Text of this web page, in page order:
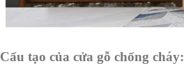
Cấu tạo của cửa gỗ chống cháy: